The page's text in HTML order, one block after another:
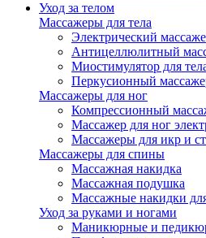
Уход за телом
Массажеры для тела
Электрический
Антицеллюлитный
Миостимулятор для
Перкусионный
Массажеры для ног
Компрессионный
Массажер для ног
Массажеры для икр и
Массажеры для спины
Массажная накидка
Массажная подушка
Массажные накидки
Уход за руками и ногами
Маникюрные и